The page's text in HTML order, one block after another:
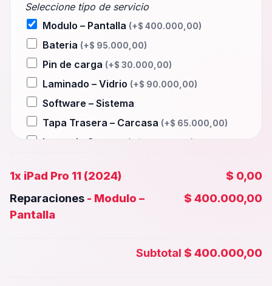
Seleccione tipo de servicio
Modulo – Pantalla (+$ 400.000,00)
Bateria (+$ 95.000,00)
Pin de carga (+$ 30.000,00)
Laminado – Vidrio (+$ 90.000,00)
Software – Sistema
Tapa Trasera – Carcasa (+$ 65.000,00)
Lente de Camara
Wifi – Señal – Antena
Camara Trasera(+$ 50.000,00)
Camara frontal, Selfie – Face id
Microfono – Sensor(+$30.000,00)
1x iPad Pro 11 (2024)
$ 0,00
Reparaciones - Modulo –
Pantalla
$ 400.000,00
Subtotal $ 400.000,00